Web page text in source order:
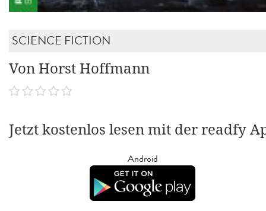
SCIENCE FICTION
Von Horst Hoffmann
Jetzt kostenlos lesen mit der readfy
Android